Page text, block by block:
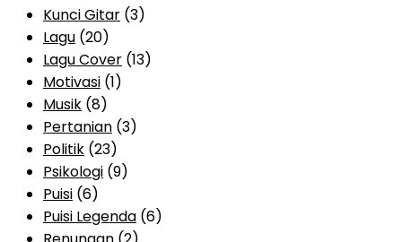
Kunci Gitar (3)
Lagu (20)
Lagu Cover (13)
Motivasi (1)
Musik (8)
Pertanian (3)
Politik (23)
Psikologi (9)
Puisi (6)
Puisi Legenda (6)